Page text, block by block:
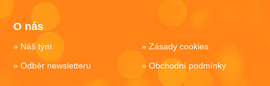
O nás
Náš tým
Odběr newsletteru
Zásady cookies
Obchodní podmínky